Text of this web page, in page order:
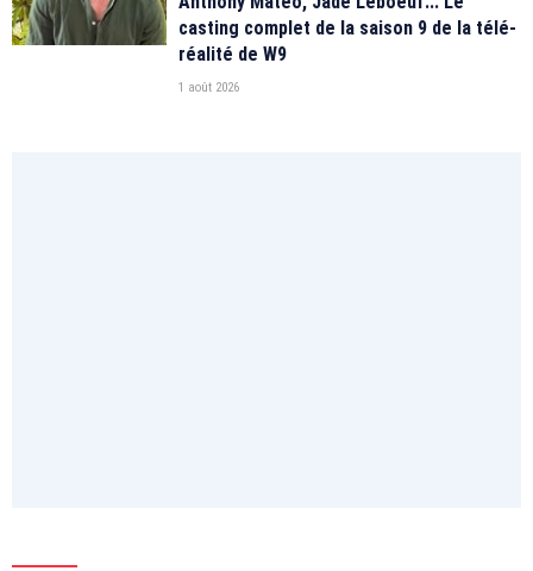
casting complet de la saison 9 de la télé-
réalité de W9
1 août 2026